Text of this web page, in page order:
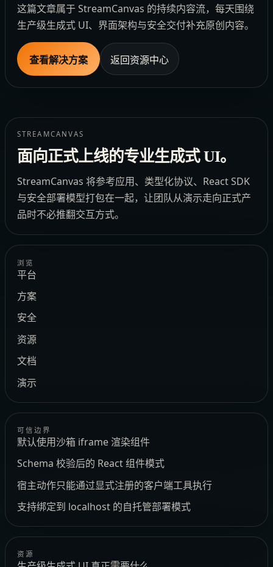
这篇文章属于 StreamCanvas 的持续内容流，每天围绕
生产级生成式 UI、界面架构与安全交付补充原创内容。
查看解决方案 返回资源中心
STREAMCANVAS
面向正式上线的专业生成式 UI。
StreamCanvas 将参考应用、类型化协议、React SDK
与安全部署模型打包在一起，让团队从演示走向正式产
品时不必推翻交互方式。
浏览
平台
方案
安全
资源
文档
演示
可信边界
默认使用沙箱 iframe 渲染组件
Schema 校验后的 React 组件模式
宿主动作只能通过显式注册的客户端工具执行
支持绑定到 localhost 的自托管部署模式
资源